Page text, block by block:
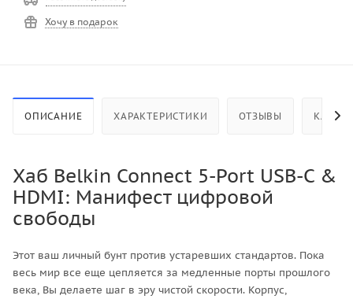
Хочу в подарок
ОПИСАНИЕ ХАРАКТЕРИСТИКИ ОТЗЫВЫ КАК
Хаб Belkin Connect 5-Port USB-C &
HDMI: Манифест цифровой
свободы
Этот ваш личный бунт против устаревших стандартов. Пока
весь мир все еще цепляется за медленные порты прошлого
века, Вы делаете шаг в эру чистой скорости. Корпус,